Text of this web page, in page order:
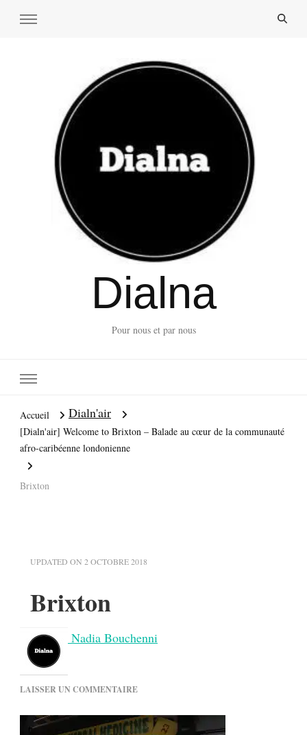
Dialna
Pour nous et par nous
Accueil Dialn'air
[Dialn'air] Welcome to Brixton – Balade au cœur de la communauté
afro-caribéenne londonienne
Brixton
UPDATED ON 2 OCTOBRE 2018
Brixton
Nadia Bouchenni
LAISSER UN COMMENTAIRESUR